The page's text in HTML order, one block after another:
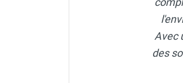
Sèche-main et sèche-
Distributeur de savon
Avec
des